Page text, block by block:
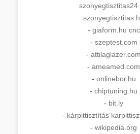
- giaform.hu cnc
- szeptest.com
- attilaglazer.com
- ameamed.com
- onlinebor.hu
- chiptuning.hu
- bit.ly
- kárpittisztítás
- wikipedia.org